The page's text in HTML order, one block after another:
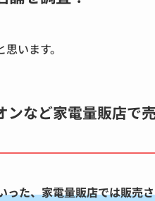
います。
など家電量販店で
った、家電量販店では販売